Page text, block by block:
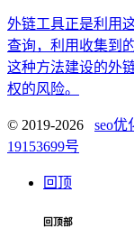
外链工具正是利用
查询，利用收集到
这种方法建设的外
权的风险。
© 2019-2026 seo优
19153699号
回顶
回顶部